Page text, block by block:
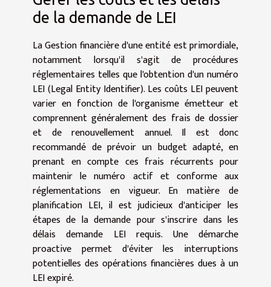
de la demande de LEI
LaGestion financièred'une entité est primordiale,
notamment lorsqu'il s'agit de procédures
réglementaires telles que l'obtention d'un numéro
LEI (Legal Entity Identifier). Les coûts LEIpeuvent
varier en fonction de l'organisme émetteur et
comprennent généralement des frais de dossier
et de renouvellement annuel. Il est donc
recommandé de prévoir un budget adapté, en
prenant en compte ces frais récurrents pour
maintenir le numéro actif et conforme aux
réglementations en vigueur. En matière de
planification LEI, il est judicieux d'anticiper les
étapes de la demande pour s'inscrire dans les
délais demande LEIrequis. Une démarche
proactive permet d'éviter les interruptions
potentielles des opérations financières dues à un
LEI expiré.